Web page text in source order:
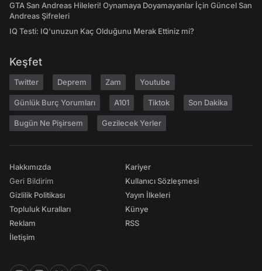
GTA San Andreas Hileleri! Oynamaya Doyamayanlar İçin Güncel San
Andreas Şifreleri
IQ Testi: IQ'unuzun Kaç Olduğunu Merak Ettiniz mi?
Keşfet
Twitter Deprem Zam Youtube
Günlük Burç Yorumları A101 Tiktok Son Dakika
Bugün Ne Pişirsem Gezilecek Yerler
Hakkımızda
Geri Bildirim
Gizlilik Politikası
Topluluk Kuralları
Reklam
İletişim
Kariyer
Kullanıcı Sözleşmesi
Yayın İlkeleri
Künye
RSS